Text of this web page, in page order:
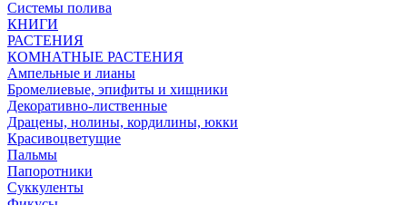
Системы полива
КНИГИ
РАСТЕНИЯ
КОМНАТНЫЕ РАСТЕНИЯ
Ампельные и лианы
Бромелиевые, эпифиты и хищники
Декоративно-лиственные
Драцены, нолины, кордилины, юкки
Красивоцветущие
Пальмы
Папоротники
Суккуленты